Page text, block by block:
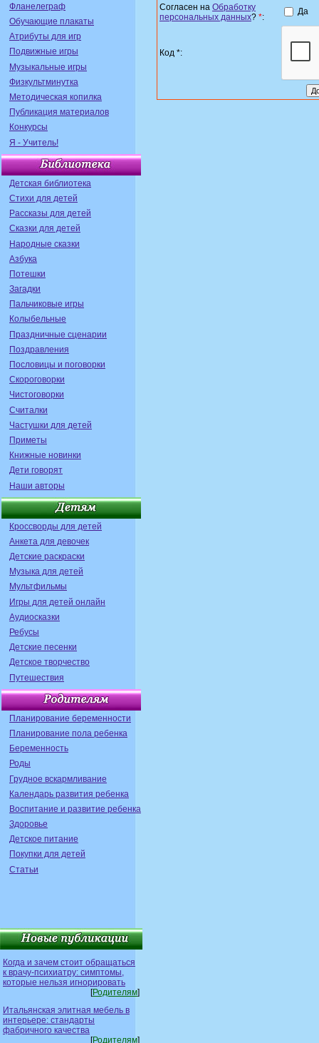
Фланелеграф
Обучающие плакаты
Атрибуты для игр
Подвижные игры
Музыкальные игры
Физкультминутка
Методическая копилка
Публикация материалов
Конкурсы
Я - Учитель!
Детская библиотека
Стихи для детей
Рассказы для детей
Сказки для детей
Народные сказки
Азбука
Потешки
Загадки
Пальчиковые игры
Колыбельные
Праздничные сценарии
Поздравления
Пословицы и поговорки
Скороговорки
Чистоговорки
Считалки
Частушки для детей
Приметы
Книжные новинки
Дети говорят
Наши авторы
Кроссворды для детей
Анкета для девочек
Детские раскраски
Музыка для детей
Мультфильмы
Игры для детей онлайн
Аудиосказки
Ребусы
Детские песенки
Детское творчество
Путешествия
Планирование беременности
Планирование пола ребенка
Беременность
Роды
Грудное вскармливание
Календарь развития ребенка
Воспитание и развитие ребенка
Здоровье
Детское питание
Покупки для детей
Статьи
Когда и зачем стоит обращаться
к врачу-психиатру: симптомы,
которые нельзя игнорировать
[Родителям]
Итальянская элитная мебель в
интерьере: стандарты
фабричного качества
[Родителям]
Согласен на Обработку
персональных данных? *:
Да
Код *: